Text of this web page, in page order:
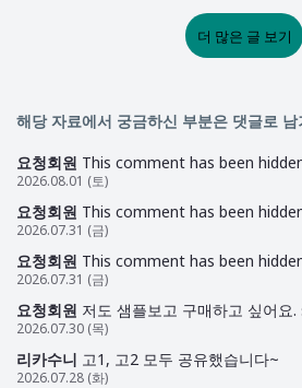
더 많은 글 보기
해당 자료에서 궁금하신 부분은 댓글로 남
요청회원 This comment has been
2026.08.01 (토)
요청회원 This comment has been
2026.07.31 (금)
요청회원 This comment has been
2026.07.31 (금)
요청회원 저도 샘플보고 구매하고 싶어요
2026.07.30 (목)
리카수니 고1, 고2 모두 공유했습니다~
2026.07.28 (화)